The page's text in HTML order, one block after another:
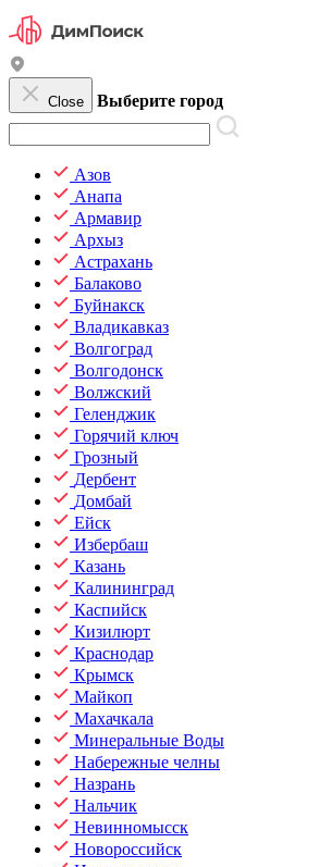
Close Выберите город
Азов
Анапа
Армавир
Архыз
Астрахань
Балаково
Буйнакск
Владикавказ
Волгоград
Волгодонск
Волжский
Геленджик
Горячий ключ
Грозный
Дербент
Домбай
Ейск
Избербаш
Казань
Калининград
Каспийск
Кизилюрт
Краснодар
Крымск
Майкоп
Махачкала
Минеральные Воды
Набережные челны
Назрань
Нальчик
Невинномысск
Новороссийск